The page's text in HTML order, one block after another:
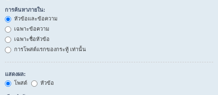
การค้นหาภายใน:
หัวข้อและข้อความ
เฉพาะข้อความ
เฉพาะชื่อหัวข้อ
การโพสต์แรกของกระทู้ เท่านั้น
แสดงผล:
โพสต์
หัวข้อ